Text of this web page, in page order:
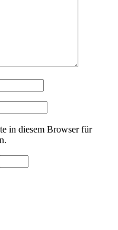
in diesem Browser für